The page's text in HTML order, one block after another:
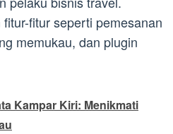
fitur seperti pemesanan
memukau, dan plugin
Kampar Kiri: Menikmati